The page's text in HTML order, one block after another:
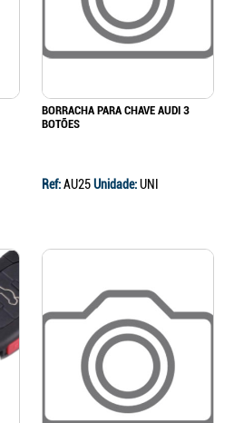
BORRACHA PARA CHAVE AUDI 3
BOTÕES
Ref:AU25Unidade:UNI